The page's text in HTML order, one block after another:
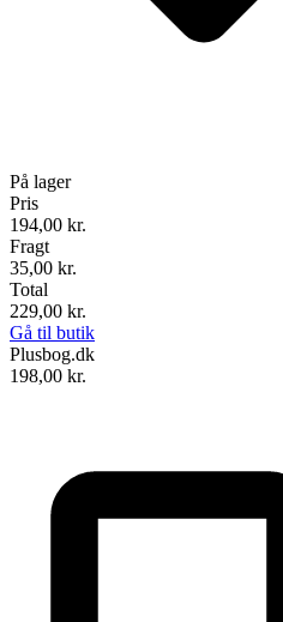
På lager
Pris
194,00 kr.
Fragt
35,00 kr.
Total
229,00 kr.
Gå til butik
Plusbog.dk
198,00 kr.